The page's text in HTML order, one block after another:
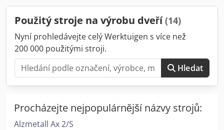
Použitý stroje na výrobu dveří(14)
Nyní prohledávejte celý Werktuigen s více než
200 000 použitými stroji.
Hledat
Procházejte nejpopulárnější názvy strojů:
Alzmetall Ax 2/S